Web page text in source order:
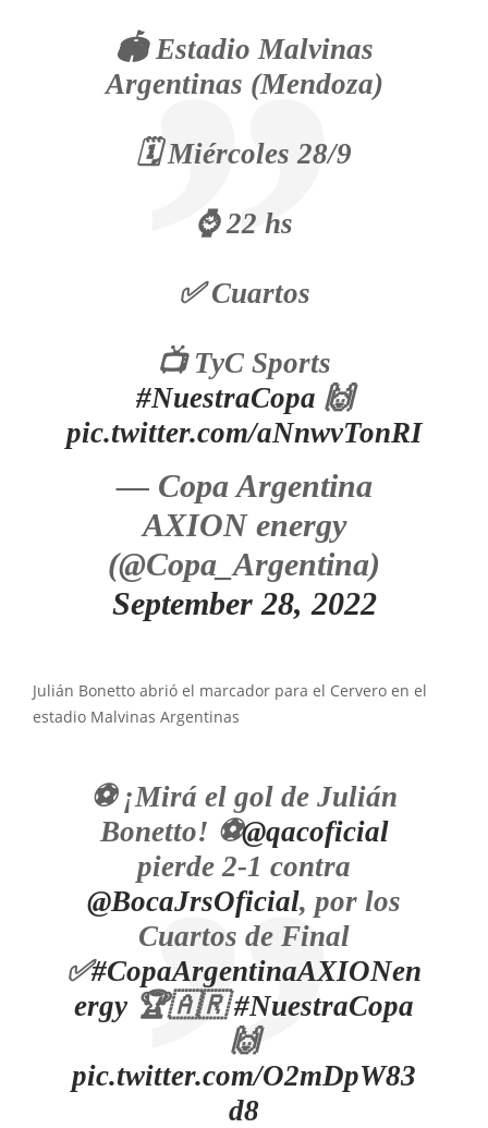
🏟️ Estadio Malvinas
Argentinas (Mendoza)
🗓️ Miércoles 28/9
⌚ 22 hs
✅ Cuartos
📺 TyC Sports
#NuestraCopa 🙌
pic.twitter.com/aNnwvTonRI
— Copa Argentina
AXION energy
(@Copa_Argentina)
September 28, 2022
Julián Bonetto abrió el marcador para el Cervero en el
estadio Malvinas Argentinas
⚽ ¡Mirá el gol de Julián
Bonetto! ⚽@qacoficial
pierde 2-1 contra
@BocaJrsOficial, por los
Cuartos de Final
✅#CopaArgentinaAXIONen
ergy 🏆🇦🇷#NuestraCopa
🙌
pic.twitter.com/O2mDpW83
d8